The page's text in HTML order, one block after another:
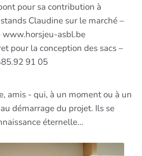
pour sa contribution à
Claudine sur le marché –
www.horsjeu-asbl.be
pour la conception des sacs –
91 05
amis - qui, à un moment ou à un
démarrage du projet. Ils se
éternelle…